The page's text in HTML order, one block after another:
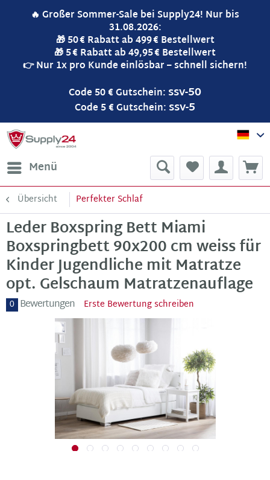
🔥 Großer Sommer-Sale bei Supply24! Nur bis
31.08.2026:
🎁 50 € Rabatt ab 499 € Bestellwert
🎁 5 € Rabatt ab 49,95 € Bestellwert
👉 Nur 1x pro Kunde einlösbar – schnell sichern!
Code 50 € Gutschein: ssv-50
Code 5 € Gutschein: ssv-5
Menü
Übersicht Perfekter Schlaf
Leder Boxspring Bett Miami
Boxspringbett 90x200 cm weiss für
Kinder Jugendliche mit Matratze
opt. Gelschaum Matratzenauflage
0 Bewertungen Erste Bewertung schreiben